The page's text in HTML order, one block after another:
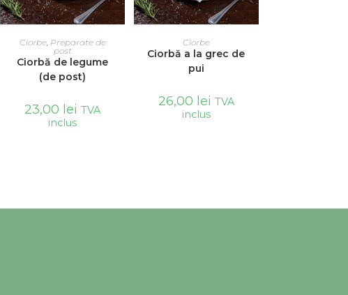
ADAUGĂ ÎN COȘ
Ciorbe, Preparate de
post
Ciorbă de legume
(de post)
23,00 lei TVA
inclus
ADAUGĂ ÎN COȘ
Ciorbe
Ciorbă a la grec de
pui
26,00 lei TVA
inclus